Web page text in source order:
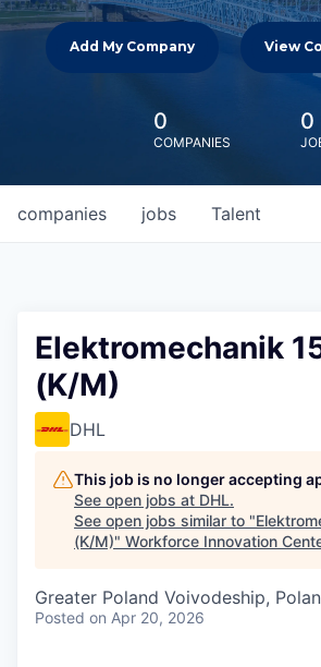
Add My Company View
0
COMPANIES
0
jobs
companies Talent
Elektromechanik
(K/M)
DHL
This job is no longer accepting
See open jobs at DHL.
See open jobs similar to "
(K/M)" Workforce Innovation
Greater Poland Voivodeship,
Posted on Apr 20, 2026